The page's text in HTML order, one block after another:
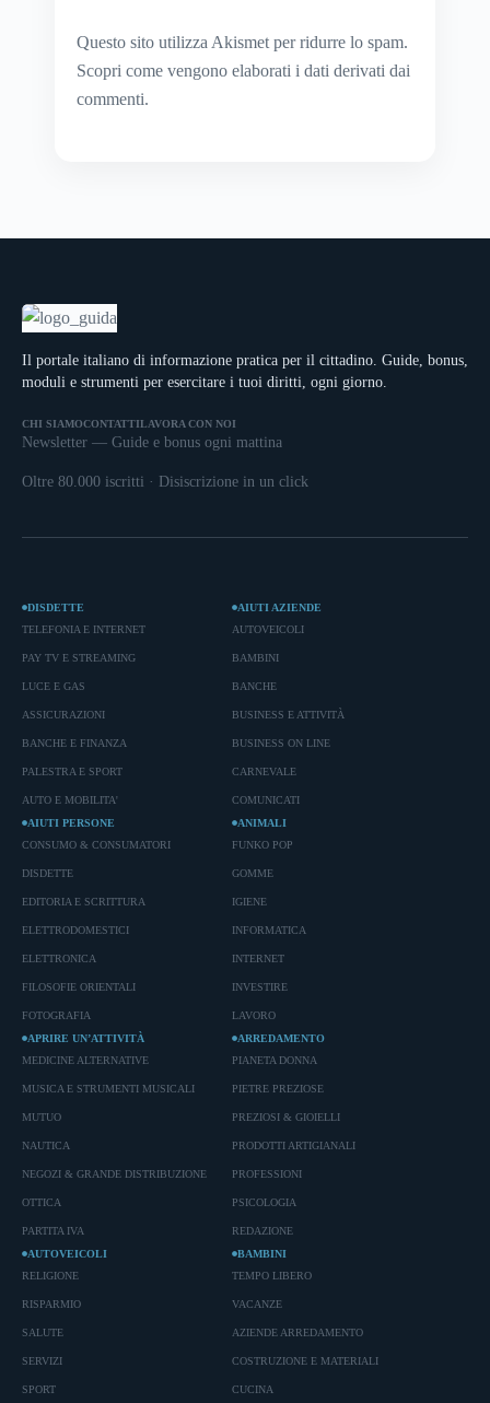
Questo sito utilizza Akismet per ridurre lo spam.
Scopri come vengono elaborati i dati derivati dai
commenti.
Il portale italiano di informazione pratica per il cittadino. Guide, bonus,
moduli e strumenti per esercitare i tuoi diritti, ogni giorno.
CHI SIAMOCONTATTI LAVORA CON NOI
Newsletter — Guide e bonus ogni mattina
Oltre 80.000 iscritti · Disiscrizione in un click
DISDETTE
TELEFONIA E INTERNET
PAY TV E STREAMING
LUCE E GAS
ASSICURAZIONI
BANCHE E FINANZA
PALESTRA E SPORT
AUTO E MOBILITA'
AIUTI AZIENDE
AUTOVEICOLI
BAMBINI
BANCHE
BUSINESS E ATTIVITÀ
BUSINESS ON LINE
CARNEVALE
COMUNICATI
AIUTI PERSONE
CONSUMO & CONSUMATORI
DISDETTE
EDITORIA E SCRITTURA
ELETTRODOMESTICI
ELETTRONICA
FILOSOFIE ORIENTALI
FOTOGRAFIA
ANIMALI
FUNKO POP
GOMME
IGIENE
INFORMATICA
INTERNET
INVESTIRE
LAVORO
APRIRE UN’ATTIVITÀ
MEDICINE ALTERNATIVE
MUSICA E STRUMENTI MUSICALI
MUTUO
NAUTICA
NEGOZI & GRANDE DISTRIBUZIONE
OTTICA
PARTITA IVA
ARREDAMENTO
PIANETA DONNA
PIETRE PREZIOSE
PREZIOSI & GIOIELLI
PRODOTTI ARTIGIANALI
PROFESSIONI
PSICOLOGIA
REDAZIONE
AUTOVEICOLI
RELIGIONE
RISPARMIO
SALUTE
SERVIZI
SPORT
BAMBINI
TEMPO LIBERO
VACANZE
AZIENDE ARREDAMENTO
COSTRUZIONE E MATERIALI
CUCINA